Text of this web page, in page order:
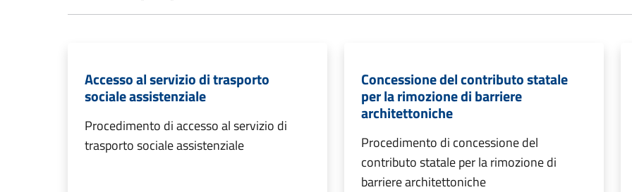
Accesso al servizio di trasporto
sociale assistenziale
Procedimento di accesso al servizio di
trasporto sociale assistenziale
Concessione del contributo statale
per la rimozione di barriere
architettoniche
Procedimento di concessione del
contributo statale per la rimozione di
barriere architettoniche